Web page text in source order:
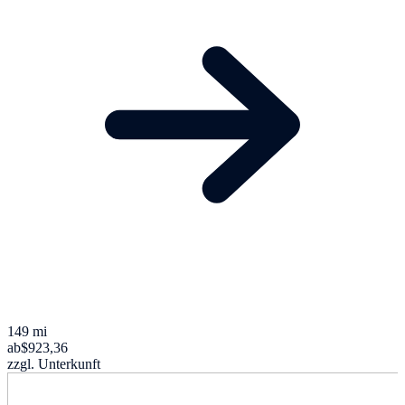
149 mi
ab$923,36
zzgl. Unterkunft